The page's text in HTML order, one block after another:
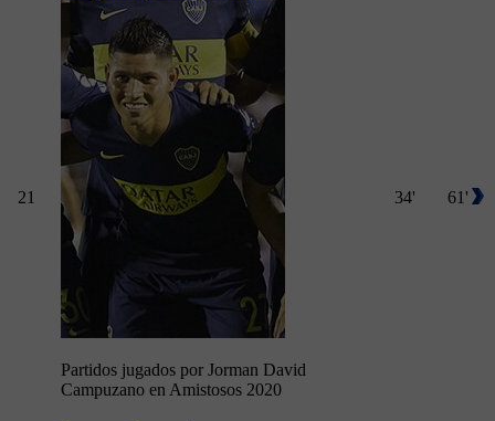
21
Partidos jugados por Jorman David
Campuzano en Amistosos 2020
34' 61'